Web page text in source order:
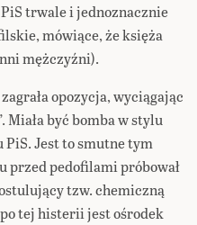
trwale i jednoznacznie
mówiące, że księża
mężczyźni).
opozycja, wyciągając
Miała być bomba w stylu
PiS. Jest to smutne tym
przed pedofilami próbował
tzw. chemiczną
tej histerii jest ośrodek